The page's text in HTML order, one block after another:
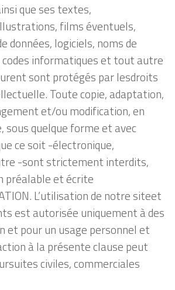
que ses textes,
films éventuels,
données, logiciels, noms de
codes informatiques et tout autre
sont protégés par lesdroits
Toute copie, adaptation,
et/ou modification, en
sous quelque forme et avec
ce soit -électronique,
-sont strictement interdits,
préalable et écrite
L’utilisation de notre siteet
est autorisée uniquement à des
et pour un usage personnel et
à la présente clause peut
civiles, commerciales